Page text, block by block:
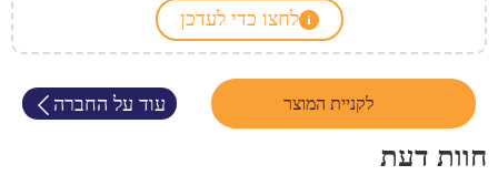
לחצו כדי לעדכן
לקניית המוצר עוד על החברה
חוות דעת